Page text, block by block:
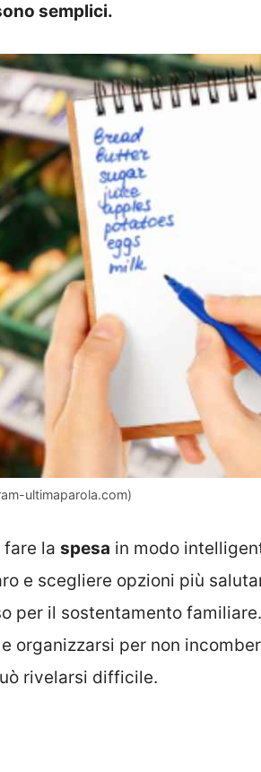
semplici.
ultimaparola.com)
la spesa in modo
e scegliere opzioni più
per il sostentamento
organizzarsi per non
rivelarsi difficile.